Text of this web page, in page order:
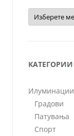
Архиви
КАТЕГОРИИ
Илуминации
Градови
Патувања
Спорт